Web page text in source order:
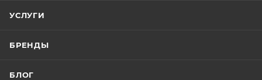
УСЛУГИ
БРЕНДЫ
БЛОГ